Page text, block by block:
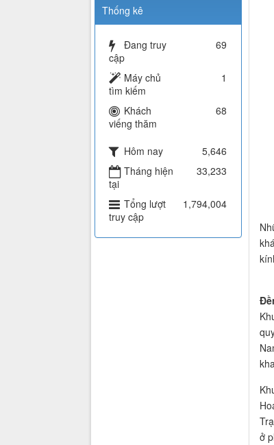
ở
Thống kê
Đang truy
cập
69
Máy chủ
tìm kiếm
1
Khách
viếng thăm
68
Hôm nay
5,646
Tháng hiện
tại
33,233
Tổng lượt
truy cập
1,794,004